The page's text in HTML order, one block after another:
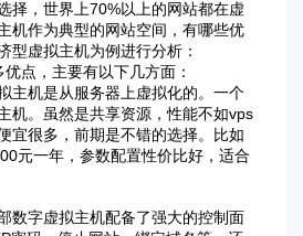
择，世界上70%以上的网站都在虚
机作为典型的网站空间，有哪些优
型虚拟主机为例进行分析：
点，主要有以下几方面：
主机是从服务器上虚拟化的。一个
机。虽然是共享资源，性能不如vps
宜很多，前期是不错的选择。比如
元一年，参数配置性价比好，适合
数字虚拟主机配备了强大的控制面